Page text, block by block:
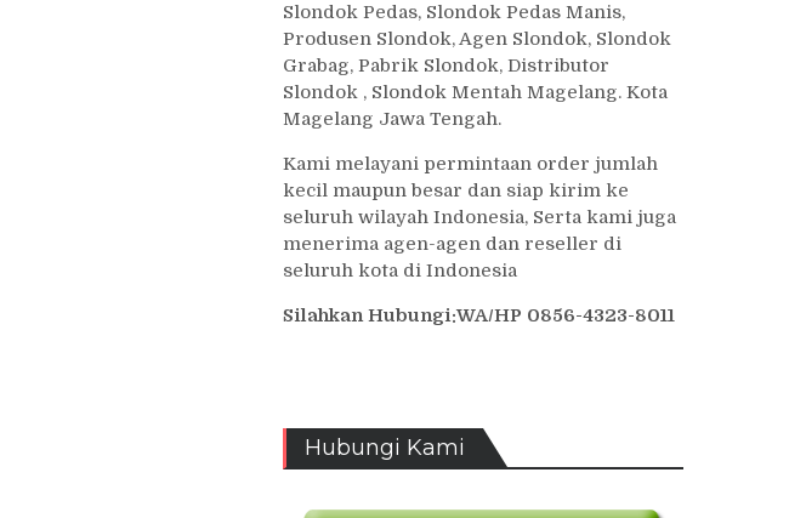
Slondok Pedas, Slondok Pedas Manis,
Produsen Slondok, Agen Slondok, Slondok
Grabag, Pabrik Slondok, Distributor
Slondok , Slondok Mentah Magelang. Kota
Magelang Jawa Tengah.
Kami melayani permintaan order jumlah
kecil maupun besar dan siap kirim ke
seluruh wilayah Indonesia, Serta kami juga
menerima agen-agen dan reseller di
seluruh kota di Indonesia
Silahkan Hubungi:WA/HP 0856-4323-8011
Hubungi Kami